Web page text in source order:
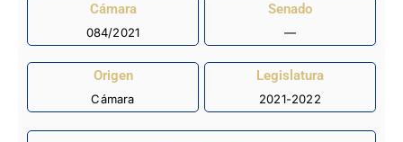
Cámara
084/2021
Senado
—
Origen
Cámara
Legislatura
2021-2022